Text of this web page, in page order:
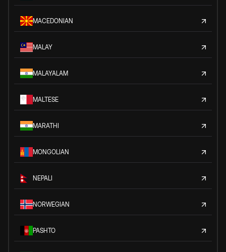
MACEDONIAN
MALAY
MALAYALAM
MALTESE
MARATHI
MONGOLIAN
NEPALI
NORWEGIAN
PASHTO